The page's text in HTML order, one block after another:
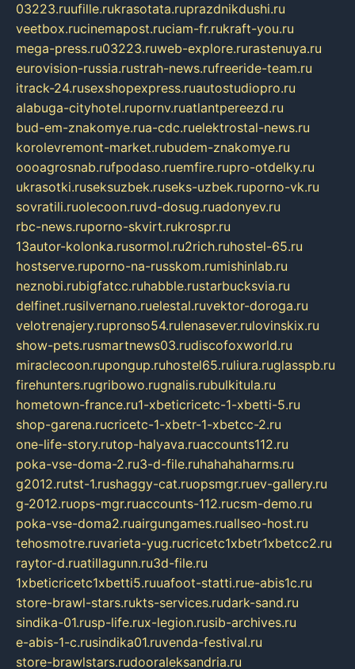
03223.ruufille.rukrasotata.ruprazdnikdushi.ru
veetbox.rucinemapost.ruciam-fr.rukraft-you.ru
mega-press.ru03223.ruweb-explore.rurastenuya.ru
eurovision-russia.rustrah-news.rufreeride-team.ru
itrack-24.rusexshopexpress.ruautostudiopro.ru
alabuga-cityhotel.rupornv.ruatlantpereezd.ru
bud-em-znakomye.rua-cdc.ruelektrostal-news.ru
korolevremont-market.rubudem-znakomye.ru
oooagrosnab.rufpodaso.ruemfire.rupro-otdelky.ru
ukrasotki.ruseksuzbek.ruseks-uzbek.ruporno-vk.ru
sovratili.ruolecoon.ruvd-dosug.ruadonyev.ru
rbc-news.ruporno-skvirt.rukrospr.ru
13autor-kolonka.rusormol.ru2rich.ruhostel-65.ru
hostserve.ruporno-na-russkom.rumishinlab.ru
neznobi.rubigfatcc.ruhabble.rustarbucksvia.ru
delfinet.rusilvernano.ruelestal.ruvektor-doroga.ru
velotrenajery.rupronso54.rulenasever.rulovinskix.ru
show-pets.rusmartnews03.rudiscofoxworld.ru
miraclecoon.rupongup.ruhostel65.ruliura.ruglasspb.ru
firehunters.rugribowo.rugnalis.rubulkitula.ru
hometown-france.ru1-xbeticricetc-1-xbetti-5.ru
shop-garena.rucricetc-1-xbetr-1-xbetcc-2.ru
one-life-story.rutop-halyava.ruaccounts112.ru
poka-vse-doma-2.ru3-d-file.ruhahahaharms.ru
g2012.rutst-1.rushaggy-cat.ruopsmgr.ruev-gallery.ru
g-2012.ruops-mgr.ruaccounts-112.rucsm-demo.ru
poka-vse-doma2.ruairgungames.ruallseo-host.ru
tehosmotre.ruvarieta-yug.rucricetc1xbetr1xbetcc2.ru
raytor-d.ruatillagunn.ru3d-file.ru
1xbeticricetc1xbetti5.ruuafoot-statti.rue-abis1c.ru
store-brawl-stars.rukts-services.rudark-sand.ru
sindika-01.rusp-life.rux-legion.rusib-archives.ru
e-abis-1-c.rusindika01.ruvenda-festival.ru
store-brawlstars.rudooraleksandria.ru